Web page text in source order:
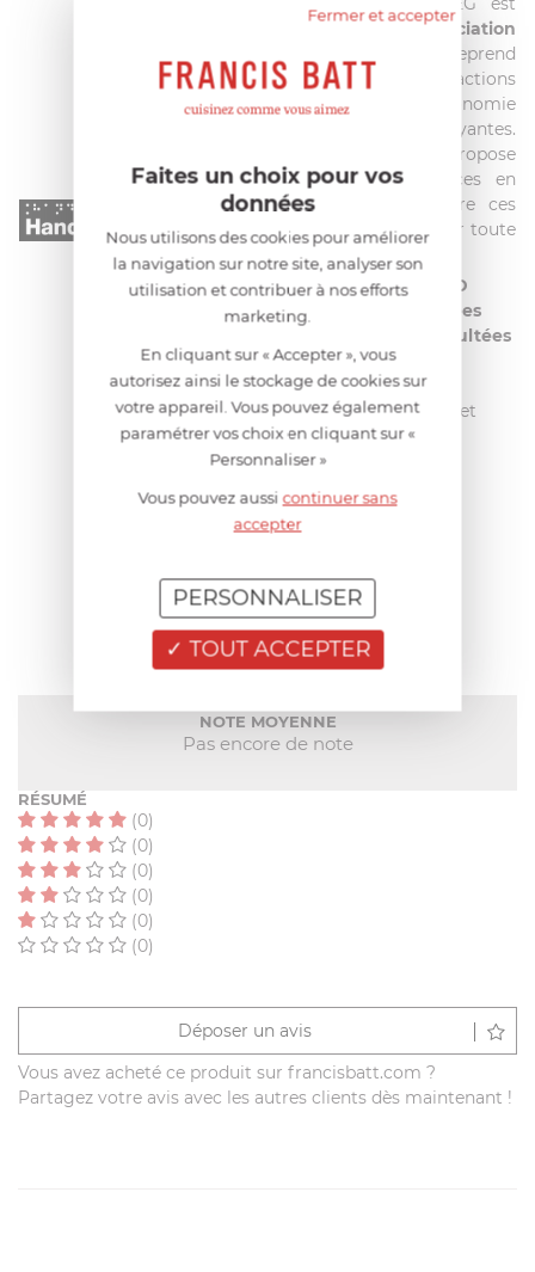
association
qui entreprend
depuisplus de 3 décennies des actions
dans le but d'améliorer l'autonomie
des personnes malvoyantes.
Aujourd'hui avec Smeg, elle propose
notamment l'édition de notices en
braille. Le but étant de rendre ces
produits faciles d'utilisation pour toute
personne déficiente visuelle.
Ces notices, en braille ou sur CD
audio peuvent être commandées
consultées
directement sur le portail
internethandicapzero.org, site
totalement adapté aux aveugles et
malvoyants.
AIDE AU CHOIX
AVIS CLIENT
NOTE MOYENNE
Pas encore de note
RÉSUMÉ
(0)
(0)
(0)
(0)
(0)
(0)
Déposer un avis
Vous avez acheté ce produit sur francisbatt.com ?
Partagez votre avis avec les autres clients dès maintenant !
Fermer et accepter
Faites un choix pour vos
données
Nous utilisons des cookies pour améliorer
la navigation sur notre site, analyser son
utilisation et contribuer à nos efforts
marketing.
En cliquant sur « Accepter », vous
autorisez ainsi le stockage de cookies sur
votre appareil. Vous pouvez également
paramétrer vos choix en cliquant sur «
Personnaliser »
Vous pouvez aussicontinuer sans
accepter
TOUT ACCEPTER
PERSONNALISER